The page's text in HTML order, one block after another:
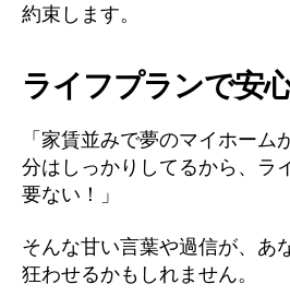
約束します。
ライフプランで安
「家賃並みで夢のマイホーム
分はしっかりしてるから、ラ
要ない！」
そんな甘い言葉や過信が、あ
狂わせるかもしれません。